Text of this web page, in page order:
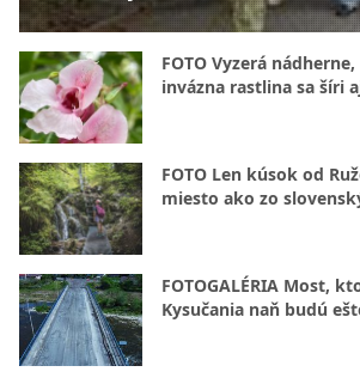
FOTO Vyzerá
invázna rastlina sa šíri
FOTO Len kúsok od
miesto ako zo
FOTOGALÉRIA Most,
Kysučania naň budú